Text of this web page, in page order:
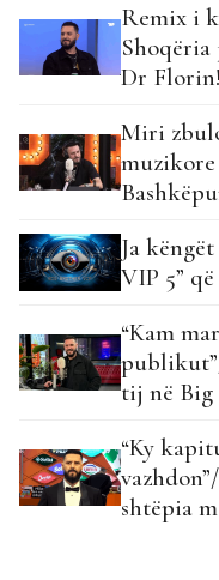
Remix i
Dr Florin!
Miri
muzikore
Ja
VIP 5”
“Kam
tij në Big
“Ky
shtëpia